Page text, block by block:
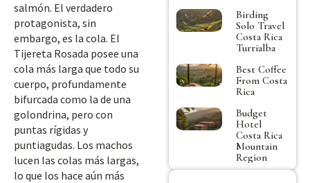
salmón. El verdadero
protagonista, sin
embargo, es la cola. El
Tijereta Rosada posee una
cola más larga que todo su
cuerpo, profundamente
bifurcada como la de una
golondrina, pero con
puntas rígidas y
puntiagudas. Los machos
lucen las colas más largas,
lo que los hace aún más
Birding
Solo Travel
Costa Rica
Turrialba
Best Coffee
From Costa
Rica
Budget
Hotel
Costa Rica
Mountain
Region